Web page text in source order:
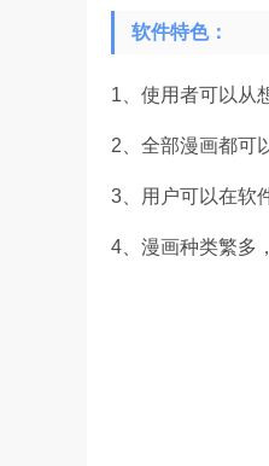
软件特色：
1、使用者可以从
2、全部漫画都可
3、用户可以在软
4、漫画种类繁多